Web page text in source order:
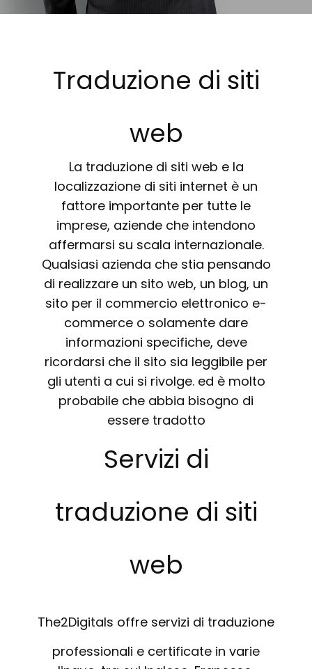
Traduzione di sit​i
web
La traduzione di siti web e la
localizzazione di siti internet è un
fattore importante per tutte le
imprese, aziende che intendono
affermarsi su scala internazionale.
Qualsiasi azienda che stia pensando
di realizzare un sito web, un blog, un
sito per il commercio elettronico e-
commerce o solamente dare
informazioni specifiche, deve
ricordarsi che il sito sia leggibile per
gli utenti a cui si rivolge. ed è molto
probabile che abbia bisogno di
essere tradotto
Servizi di
traduzione di siti
web
The2Digitals offre servizi di traduzione
professionali e certificate in varie